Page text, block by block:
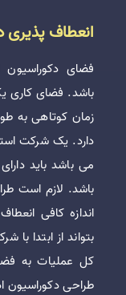
انعطاف پذیری
فضای دکوراسیون
باشد. فضای کاری
زمان کوتاهی به
دارد. یک شرکت
می باشد باید
باشد. لازم است
اندازه کافی
بتواند از ابتدا با
کل عملیات به
طراحی دکوراسیون